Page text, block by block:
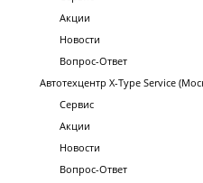
Акции
Новости
Вопрос-Ответ
Автотехцентр X-Type Service
Сервис
Акции
Новости
Вопрос-Ответ